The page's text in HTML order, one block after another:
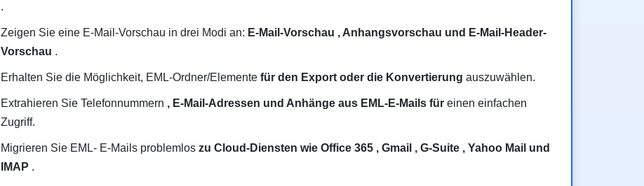
.
Zeigen Sie eine E-Mail-Vorschau in drei Modi an: E-Mail-Vorschau , Anhangsvorschau und E-Mail-Header-
Vorschau .
Erhalten Sie die Möglichkeit, EML-Ordner/Elemente für den Export oder die Konvertierung auszuwählen.
Extrahieren Sie Telefonnummern , E-Mail-Adressen und Anhänge aus EML-E-Mails für einen einfachen
Zugriff.
Migrieren Sie EML- E-Mails problemlos zu Cloud-Diensten wie Office 365 , Gmail , G-Suite , Yahoo Mail und
IMAP .